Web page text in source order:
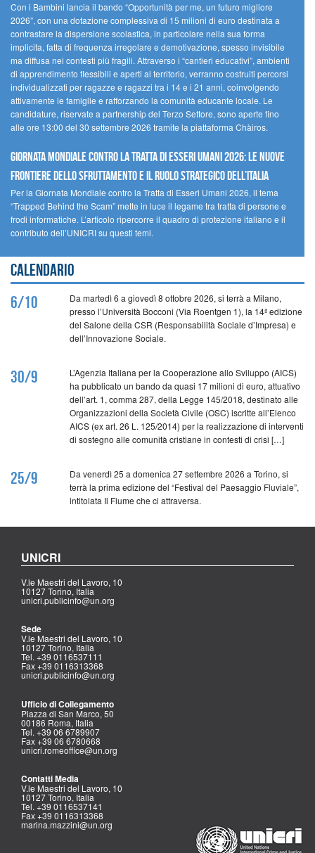
Con i Bambini lancia il bando “Opportunità per me, un futuro migliore
2026”, con una dotazione complessiva di 15 milioni di euro destinata a
contrastare la dispersione scolastica, in particolare nella sua forma
implicita, fatta di frequenza irregolare e demotivazione, spesso invisibile
ma diffusa nei contesti più fragili. Attraverso i “cantieri educativi”, ambienti
di apprendimento flessibili e aperti al territorio, verranno costruiti percorsi
individualizzati per ragazze e ragazzi tra i 14 e i 21 anni, coinvolgendo
attivamente le famiglie e rafforzando la comunità educante locale. Le
candidature, riservate a partnership del Terzo Settore, sono aperte fino
alle ore 13:00 del 30 settembre 2026 tramite la piattaforma Chàiros.
GIORNATA MONDIALE CONTRO LA TRATTA DI ESSERI UMANI 2026: LE NUOVE
FRONTIERE DELLO SFRUTTAMENTO E IL RUOLO STRATEGICO DELL’ITALIA
Per la Giornata Mondiale contro la Tratta di Esseri Umani 2026, il tema
“Trapped Behind the Scam” mette in luce il legame tra tratta di persone e
frodi informatiche. L’articolo ripercorre il quadro di protezione italiano e il
contributo dell’UNICRI su questi temi.
Calendario
6/10
Da martedì 6 a giovedì 8 ottobre 2026, si terrà a Milano,
presso l’Università Bocconi (Via Roentgen 1), la 14ª edizione
del Salone della CSR (Responsabilità Sociale d’Impresa) e
dell’Innovazione Sociale.
30/9
L’Agenzia Italiana per la Cooperazione allo Sviluppo (AICS)
ha pubblicato un bando da quasi 17 milioni di euro, attuativo
dell’art. 1, comma 287, della Legge 145/2018, destinato alle
Organizzazioni della Società Civile (OSC) iscritte all’Elenco
AICS (ex art. 26 L. 125/2014) per la realizzazione di interventi
di sostegno alle comunità cristiane in contesti di crisi […]
25/9
Da venerdì 25 a domenica 27 settembre 2026 a Torino, si
terrà la prima edizione del “Festival del Paesaggio Fluviale”,
intitolata Il Fiume che ci attraversa.
UNICRI
V.le Maestri del Lavoro, 10
10127 Torino, Italia
unicri.publicinfo@un.org
Sede
V.le Maestri del Lavoro, 10
10127 Torino, Italia
Tel. +39 0116537111
Fax +39 0116313368
unicri.publicinfo@un.org
Ufficio di Collegamento
Piazza di San Marco, 50
00186 Roma, Italia
Tel. +39 06 6789907
Fax +39 06 6780668
unicri.romeoffice@un.org
Contatti Media
V.le Maestri del Lavoro, 10
10127 Torino, Italia
Tel. +39 0116537141
Fax +39 0116313368
marina.mazzini@un.org